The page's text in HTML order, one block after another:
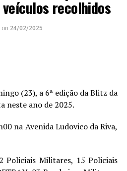
recolhidos
on 24/02/2025
(23), a 6ª edição da Blitz da
neste ano de 2025.
na Avenida Ludovico da Riva,
Policiais Militares, 15 Policiais